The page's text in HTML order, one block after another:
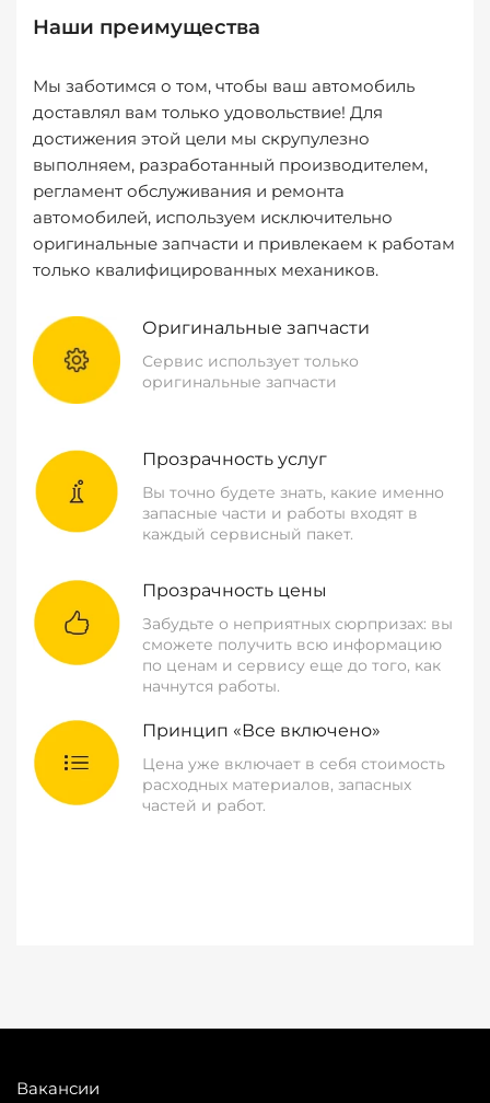
Наши преимущества
Мы заботимся о том, чтобы ваш автомобиль
доставлял вам только удовольствие! Для
достижения этой цели мы скрупулезно
выполняем, разработанный производителем,
регламент обслуживания и ремонта
автомобилей, используем исключительно
оригинальные запчасти и привлекаем к работам
только квалифицированных механиков.
Оригинальные запчасти
Сервис использует только
оригинальные запчасти
Прозрачность услуг
Вы точно будете знать, какие именно
запасные части и работы входят в
каждый сервисный пакет.
Прозрачность цены
Забудьте о неприятных сюрпризах: вы
сможете получить всю информацию
по ценам и сервису еще до того, как
начнутся работы.
Принцип «Все включено»
Цена уже включает в себя стоимость
расходных материалов, запасных
частей и работ.
Вакансии